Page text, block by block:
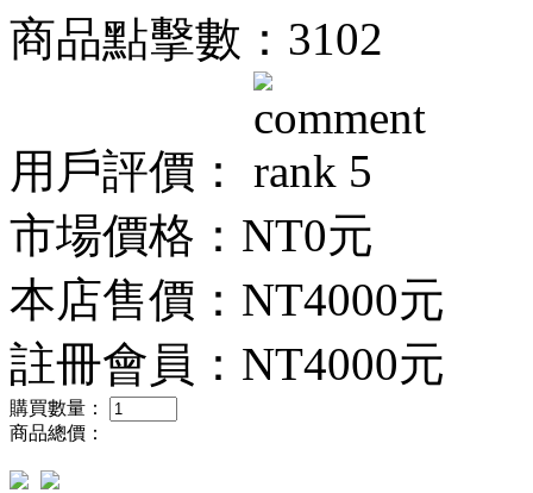
商品點擊數：3102
用戶評價：
市場價格： NT0元
本店售價： NT4000元
註冊會員： NT4000元
購買數量：
商品總價：